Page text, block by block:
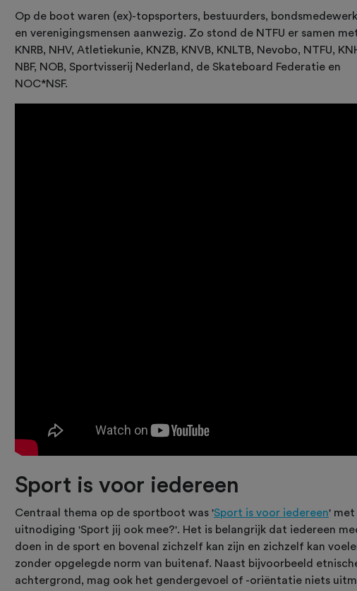
Op de boot waren (ex)-topsporters, bestuurders,
en verenigingsmensen aanwezig. Zo stond de NTFU er samen
KNRB, NHV, Atletiekunie, KNZB, KNVB, KNLTB, Nevobo, NTFU,
NBF, NOB, Sportvisserij Nederland, de Skateboard Federatie en
NOC*NSF.
Sport is voor iedereen
Centraal thema op de sportboot was 'Sport is voor iedereen' met
uitnodiging 'Sport jij ook mee?'. Het is belangrijk dat iedereen
doen in de sport en bovenal zichzelf kan zijn en zichzelf kan
zonder opgelegde norm van buitenaf. Naast bijvoorbeeld
achtergrond, mag ook het gendergevoel of -oriëntatie niets